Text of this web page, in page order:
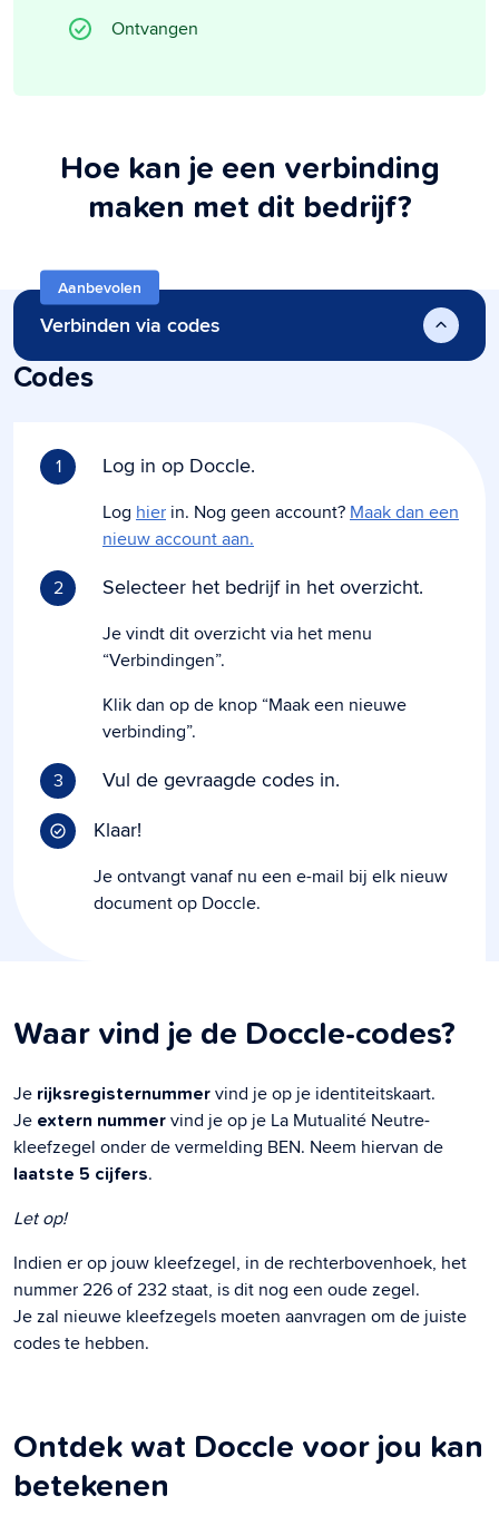
Ontvangen
Hoe kan je een verbinding
maken met dit bedrijf?
Aanbevolen
Verbinden via codes
Codes
1 Log in op Doccle.
Log hier in. Nog geen account? Maak dan een
nieuw account aan.
2
Selecteer het bedrijf in het overzicht.
Je vindt dit overzicht via het menu
“Verbindingen”.
Klik dan op de knop “Maak een nieuwe
verbinding”.
3
Vul de gevraagde codes in.
Klaar!
Je ontvangt vanaf nu een e-mail bij elk nieuw
document op Doccle.
Waar vind je de Doccle-codes?
Je rijksregisternummer vind je op je identiteitskaart.
Je extern nummer vind je op je La Mutualité Neutre-
kleefzegel onder de vermelding BEN. Neem hiervan de
laatste 5 cijfers.
Let op!
Indien er op jouw kleefzegel, in de rechterbovenhoek, het
nummer 226 of 232 staat, is dit nog een oude zegel.
Je zal nieuwe kleefzegels moeten aanvragen om de juiste
codes te hebben.
Ontdek wat Doccle voor jou kan
betekenen